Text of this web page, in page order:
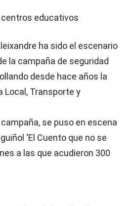
educativos
ha sido el escenario
la campaña de seguridad
desde hace años la
Local, Transporte y
se puso en escena
‘El Cuento que no se
a las que acudieron 300